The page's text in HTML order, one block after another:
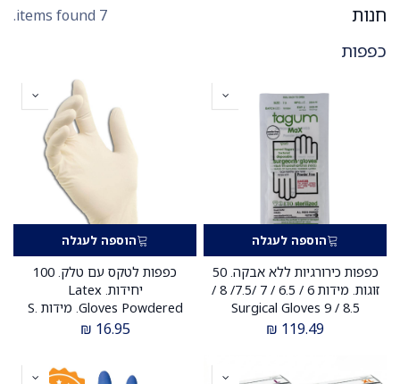
חנות 7 items found.
כפפות
הוספה לעגלה
כפפות כירורגיות ללא אבקה. 50
זוגות. מידות 6 / 6.5 / 7 /7.5/ 8 /
8.5 / 9 Surgical Gloves
Powder Free
119.49
₪
הוספה לעגלה
כפפות לטקס עם טלק. 100
יחידות. Latex
Gloves Powdered. מידות S.
M. L. XL
16.95
₪